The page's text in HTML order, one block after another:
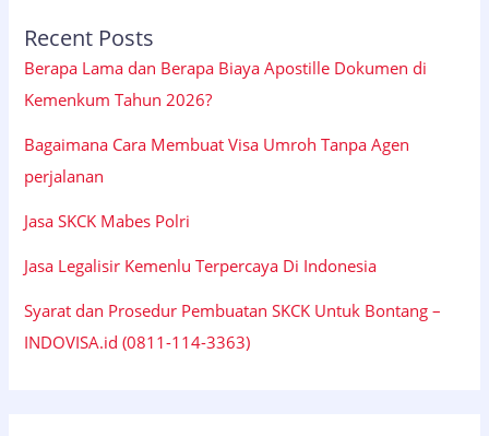
Recent Posts
Berapa Lama dan Berapa Biaya Apostille Dokumen di
Kemenkum Tahun 2026?
Bagaimana Cara Membuat Visa Umroh Tanpa Agen
perjalanan
Jasa SKCK Mabes Polri
Jasa Legalisir Kemenlu Terpercaya Di Indonesia
Syarat dan Prosedur Pembuatan SKCK Untuk Bontang –
INDOVISA.id (0811-114-3363)